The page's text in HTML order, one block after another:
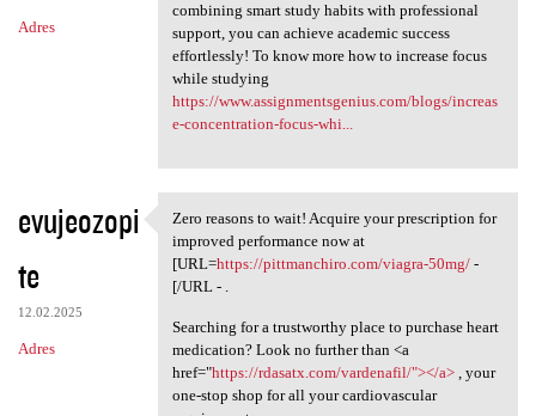
Adres
combining smart study habits with professional
support, you can achieve academic success
effortlessly! To know more how to increase focus
while studying
https://www.assignmentsgenius.com/blogs/increas
e-concentration-focus-whi...
evujeozopi
te
12.02.2025
Adres
Zero reasons to wait! Acquire
Zero reasons to wait! Acquire your prescription for
improved performance now at
[URL=https://pittmanchiro.com/viagra-50mg/-
[/URL - .
Searching for a trustworthy place to purchase heart
medication? Look no further than <a
href="https://rdasatx.com/vardenafil/"></a>, your
one-stop shop for all your cardiovascular